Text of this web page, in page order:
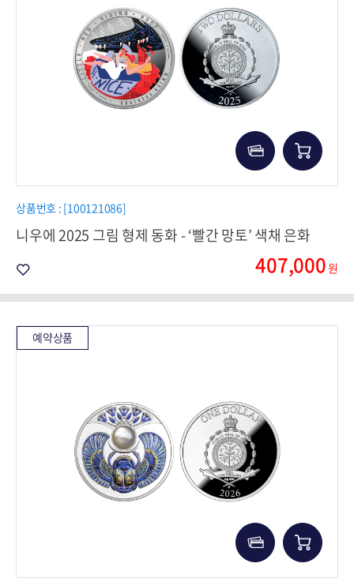
상품번호 : [100121086]
니우에 2025 그림 형제 동화 - ‘빨간 망토’ 색채 은화
407,000원
예약상품